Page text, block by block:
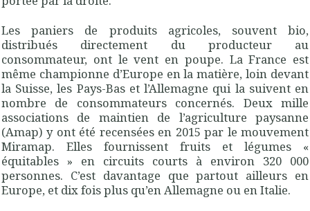
Les paniers de produits agricoles, souvent bio,
distribués directement du producteur au
consommateur, ont le vent en poupe. La France est
même championne d’Europe en la matière, loin devant
la Suisse, les Pays-Bas et l’Allemagne qui la suivent en
nombre de consommateurs concernés. Deux mille
associations de maintien de l’agriculture paysanne
(Amap) y ont été recensées en 2015 par le mouvement
Miramap. Elles fournissent fruits et légumes «
équitables » en circuits courts à environ 320 000
personnes. C’est davantage que partout ailleurs en
Europe, et dix fois plus qu’en Allemagne ou en Italie.